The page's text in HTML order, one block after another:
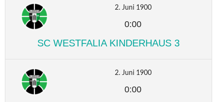
2. Juni 1900
0:00
SC WESTFALIA KINDERHAUS 3
2. Juni 1900
0:00